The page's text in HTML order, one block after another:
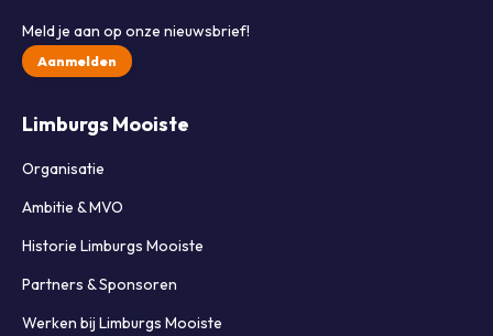
Meld je aan op onze nieuwsbrief!
Aanmelden
Limburgs Mooiste
Organisatie
Ambitie & MVO
Historie Limburgs Mooiste
Partners & Sponsoren
Werken bij Limburgs Mooiste